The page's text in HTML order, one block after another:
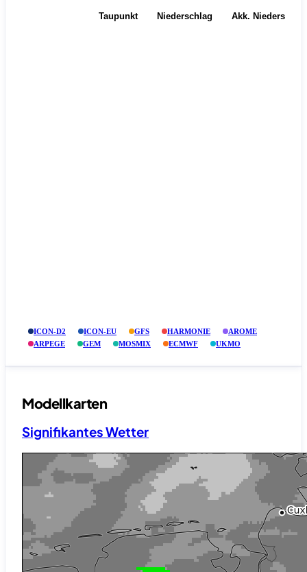
Taupunkt Niederschlag Akk.
ICON-D2 ICON-EU GFS HARMONIE
AROME
ARPEGE
GEM MOSMIX ECMWF UKMO
Modellkarten
Signifikantes Wetter